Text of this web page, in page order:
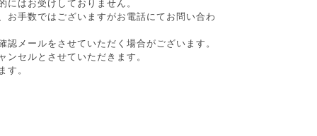
にはお受けしておりません。
お手数ではございますがお電話にてお問い合わ
メールをさせていただく場合がございます。
ンセルとさせていただきます。
す。